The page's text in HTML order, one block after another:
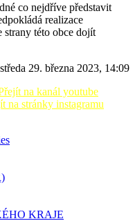
co nejdříve představit
realizace
strany této obce dojít
středa 29. března 2023, 14:09
KRAJE